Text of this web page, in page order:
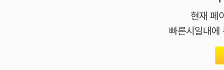
현재 페
빠른시일내에